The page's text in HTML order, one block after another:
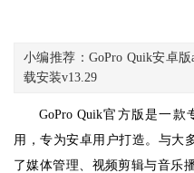
小编推荐：GoPro Quik安卓
载安装v13.29
GoPro Quik官方版是一
用，专为安卓用户打造。与大
了媒体管理、视频剪辑与音乐